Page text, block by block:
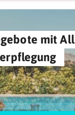
mit All